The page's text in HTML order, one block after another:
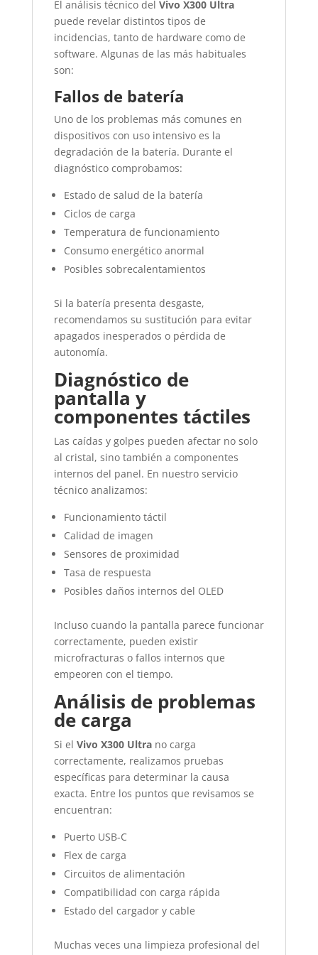
El análisis técnico del Vivo X300 Ultra
puede revelar distintos tipos de
incidencias, tanto de hardware como de
software. Algunas de las más habituales
son:
Fallos de batería
Uno de los problemas más comunes en
dispositivos con uso intensivo es la
degradación de la batería. Durante el
diagnóstico comprobamos:
Estado de salud de la batería
Ciclos de carga
Temperatura de funcionamiento
Consumo energético anormal
Posibles sobrecalentamientos
Si la batería presenta desgaste,
recomendamos su sustitución para evitar
apagados inesperados o pérdida de
autonomía.
Diagnóstico de
pantalla y
componentes táctiles
Las caídas y golpes pueden afectar no solo
al cristal, sino también a componentes
internos del panel. En nuestro servicio
técnico analizamos:
Funcionamiento táctil
Calidad de imagen
Sensores de proximidad
Tasa de respuesta
Posibles daños internos del OLED
Incluso cuando la pantalla parece funcionar
correctamente, pueden existir
microfracturas o fallos internos que
empeoren con el tiempo.
Análisis de problemas
de carga
Si el Vivo X300 Ultrano carga
correctamente, realizamos pruebas
específicas para determinar la causa
exacta. Entre los puntos que revisamos se
encuentran:
Puerto USB-C
Flex de carga
Circuitos de alimentación
Compatibilidad con carga rápida
Estado del cargador y cable
Muchas veces una limpieza profesional del